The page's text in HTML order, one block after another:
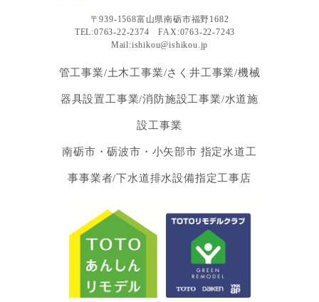
〒939-1568富山県南砺市福野1682
TEL:0763-22-2374 FAX:0763-22-7243
Mail:ishikou@ishikou.jp
管工事業/土木工事業/さく井工事業/機械
器具設置工事業/消防施設工事業/水道施
設工事業
南砺市・砺波市・小矢部市 指定水道工
事事業者/下水道排水設備指定工事店